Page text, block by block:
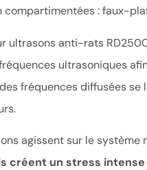
compartimentées : faux-
ultrasons anti-rats
ultrasoniques
fréquences diffusées
agissent sur le
créent un stress intense